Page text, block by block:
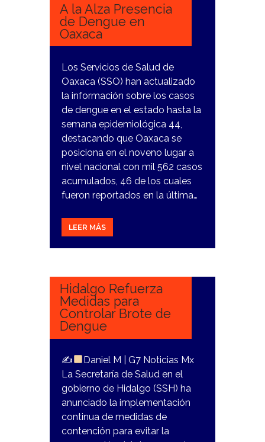
A la Alza Presencia
de Dengue en
Oaxaca
Los Servicios de Salud de
Oaxaca (SSO) han actualizado
la información sobre los casos
de dengue en el estado hasta la
semana epidemiológica 44,
destacando que Oaxaca se
posiciona en el noveno lugar a
nivel nacional con mil 562 casos
acumulados, 46 de los cuales
fueron reportados en la última…
LEER MÁS
8
Hidalgo Refuerza
Medidas para
Controlar Brote de
Dengue
✍
Daniel M | G7 Noticias Mx
La Secretaría de Salud en el
gobierno de Hidalgo (SSH) ha
anunciado la implementación
continua de medidas de
contención para evitar la